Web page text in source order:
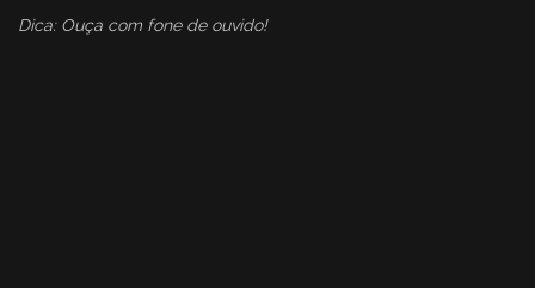
Dica: Ouça com fone de ouvido!